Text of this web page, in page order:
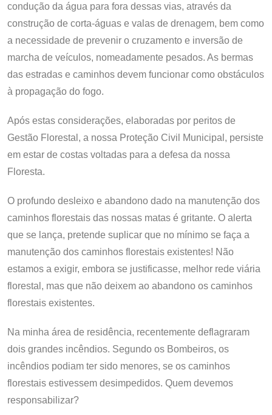
condução da água para fora dessas vias, através da
construção de corta-águas e valas de drenagem, bem como
a necessidade de prevenir o cruzamento e inversão de
marcha de veículos, nomeadamente pesados. As bermas
das estradas e caminhos devem funcionar como obstáculos
à propagação do fogo.
Após estas considerações, elaboradas por peritos de
Gestão Florestal, a nossa Proteção Civil Municipal, persiste
em estar de costas voltadas para a defesa da nossa
Floresta.
O profundo desleixo e abandono dado na manutenção dos
caminhos florestais das nossas matas é gritante. O alerta
que se lança, pretende suplicar que no mínimo se faça a
manutenção dos caminhos florestais existentes! Não
estamos a exigir, embora se justificasse, melhor rede viária
florestal, mas que não deixem ao abandono os caminhos
florestais existentes.
Na minha área de residência, recentemente deflagraram
dois grandes incêndios. Segundo os Bombeiros, os
incêndios podiam ter sido menores, se os caminhos
florestais estivessem desimpedidos. Quem devemos
responsabilizar?